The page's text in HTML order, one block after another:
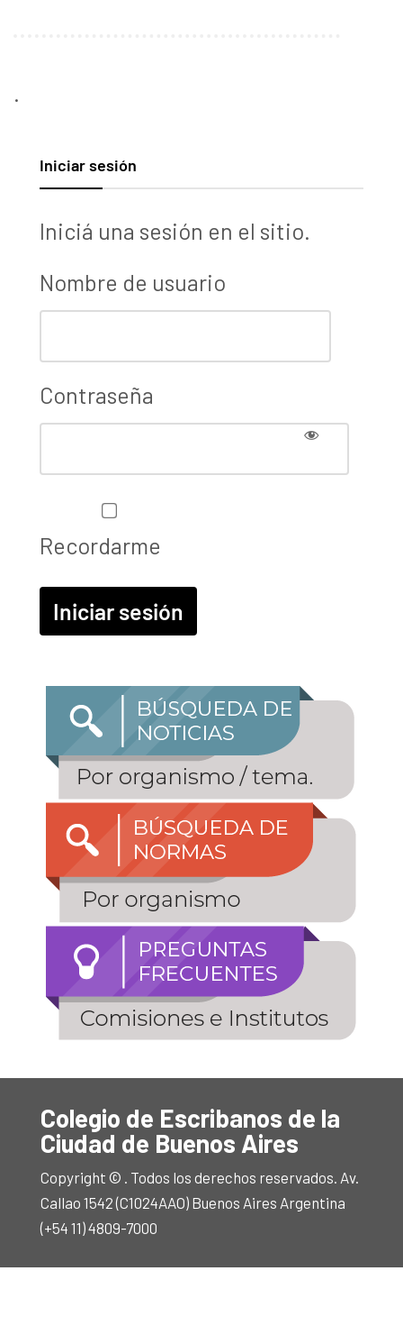
.
Iniciar sesión
Iniciá una sesión en el sitio.
Nombre de usuario
Contraseña
Recordarme
Colegio de Escribanos de la
Ciudad de Buenos Aires
Copyright © . Todos los derechos reservados. Av.
Callao 1542 (C1024AAO) Buenos Aires Argentina
(+54 11) 4809-7000